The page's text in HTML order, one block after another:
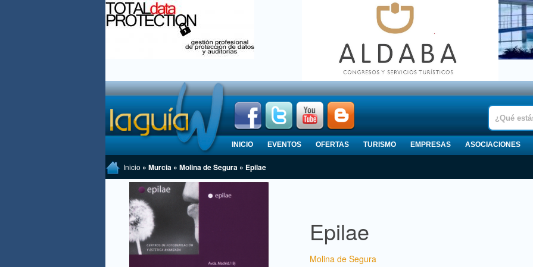
INICIO EVENTOS OFERTAS TURISMO EMPRESAS ASOCIACIONES
Inicio » Murcia » Molina de Segura » Epilae
Epilae
Molina de Segura